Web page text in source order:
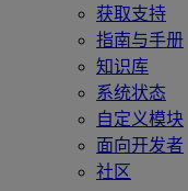
获取支持
指南与手册
知识库
系统状态
自定义模块
面向开发者
社区